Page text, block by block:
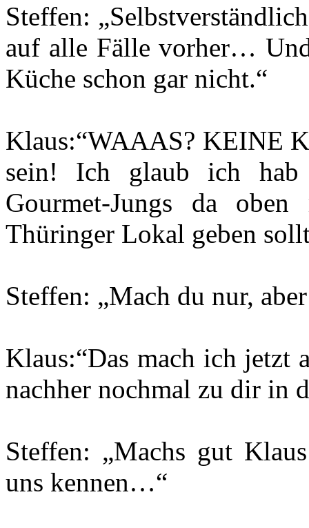
Steffen:
auf alle Fälle vorher…
Küche schon gar nicht.“
Klaus:“WAAAS? KEINE
sein! Ich glaub ich
Gourmet-Jungs da
Thüringer Lokal geben
Steffen: „Mach du nur,
Klaus:“Das mach ich jetzt
nachher nochmal zu dir in
Steffen: „Machs gut
uns kennen…“